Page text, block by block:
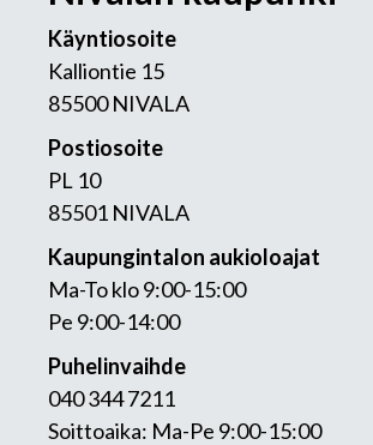
Käyntiosoite
Kalliontie 15
85500 NIVALA
Postiosoite
PL 10
85501 NIVALA
Kaupungintalon aukioloajat
Ma-To klo 9:00-15:00
Pe 9:00-14:00
Puhelinvaihde
040 344 7211
Soittoaika: Ma-Pe 9:00-15:00